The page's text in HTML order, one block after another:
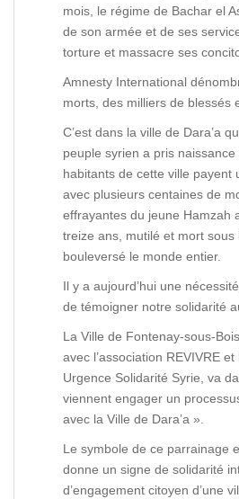
mois, le régime de Bachar el
de son armée et de ses
torture et massacre ses
Amnesty International
morts, des milliers de blessés
C’est dans la ville de Dara’a
peuple syrien a pris
habitants de cette ville payent
avec plusieurs centaines de
effrayantes du jeune Hamzah
treize ans, mutilé et mort sous
bouleversé le monde entier.
Il y a aujourd’hui une
de témoigner notre solidarité
La Ville de Fontenay-sous-
avec l’association REVIVRE
Urgence Solidarité Syrie, va
viennent engager un
avec la Ville de Dara’a ».
Le symbole de ce parrainage
donne un signe de solidarité
d’engagement citoyen d’une